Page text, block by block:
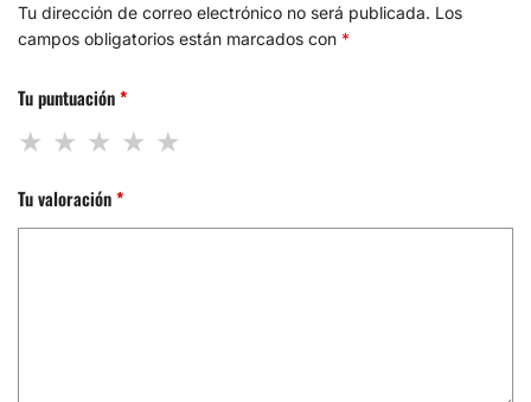
Tu dirección de correo electrónico no será publicada. Los
campos obligatorios están marcados con *
Tu puntuación*
Tu valoración*